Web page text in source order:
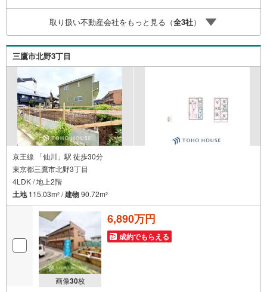
案内が可能となりますのでお手数ですがご一報ください。
◆物件のご案内は◆弊社へのご来社、お客様宅へのお迎
え・最寄駅での待ち合わせ、物件周辺のコンビニ等でお待
ち合わせなど、ご希望をお伝えください。ご希望条件をお
伝え頂けましたら、ご見学希望物件以外の資料も用意して
参ります。もちろん他の物件も併せてご案内させていただ
きます。
取り扱い不動産会社をもっと見る（全3社）
三鷹市北野3丁目
京王線 「仙川」駅 徒歩30分
東京都三鷹市北野3丁目
4LDK / 地上2階
土地115.03m2 /建物90.72m2
画像30枚
6,890万円
成約でもらえる